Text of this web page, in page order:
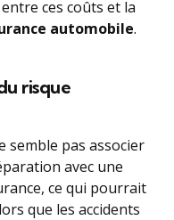
ces coûts et la
automobile.
risque
semble pas associer
avec une
ce qui pourrait
que les accidents